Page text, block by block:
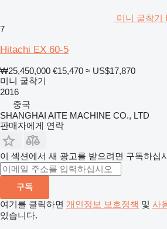
미니 굴착기
7
Hitachi EX 60-5
₩25,450,000 €15,470 ≈ US$17,870
미니 굴착기
2016
중국
SHANGHAI AITE MACHINE CO., LTD
판매자에게 연락
이 섹션에서 새 광고를 받으려면 구독하십
구독
여기를 클릭하면 개인정보 보호정책 및 사
있습니다.